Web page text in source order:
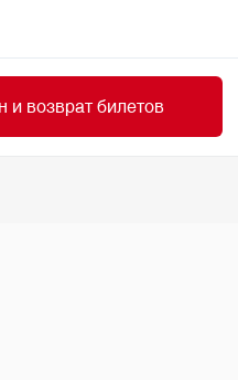
и возврат билетов